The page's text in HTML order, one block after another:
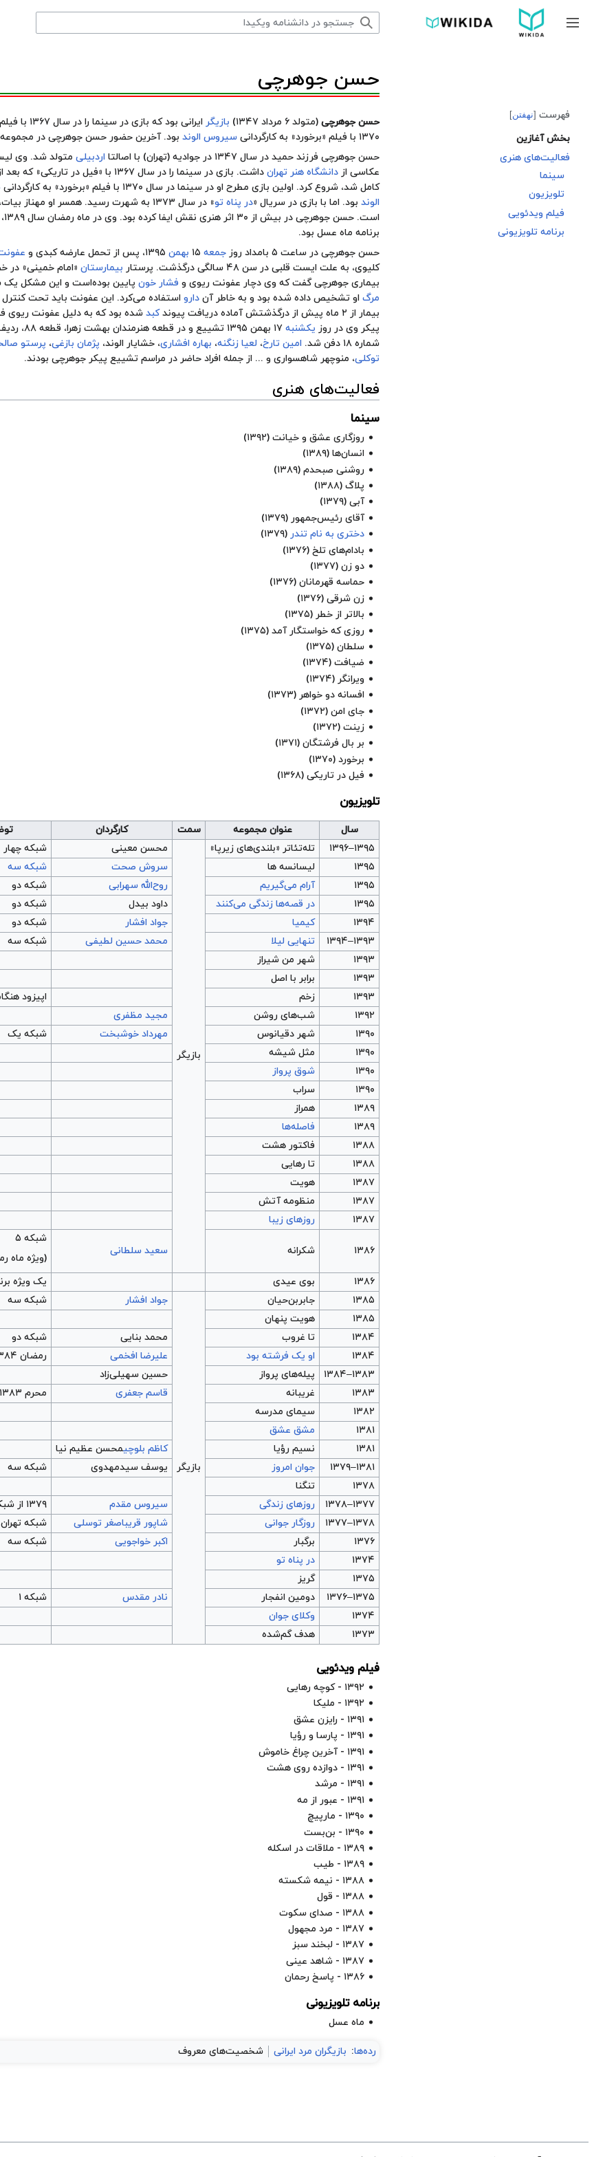
جمع و باز کردن نوار کناری
فهرست نهفتن
بخش آغازین
فعالیت‌های هنری
سینما
تلویزیون
فیلم ویدئویی
برنامه تلویزیونی
حسن جوهرچی
حسن جوهرچی (متولد ۶ مرداد ۱۳۴۷) بازیگر ایرانی بود که بازی در سینما را در سال ۱۳۶۷ با فیلم «
۱۳۷۰ با فیلم «
برخورد» به کارگردانی سیروس الوند بود. آخرین حضور حسن جوهرچی در
حسن جوهرچی فرزند حمید در سال ۱۳۴۷ در جوادیه (تهران) با اصالتا
اردبیلی متولد شد. وی
عکاسی از دانشگاه هنر تهران داشت. بازی در سینما را در سال ۱۳۶۷ با « فیل در تاریکی» که بعد
کامل شد، شروع کرد. اولین بازی مطرح او در سینما در سال ۱۳۷۰ با فیلم «
برخورد» به کارگردانی
الوند بود. اما با بازی در سریال «در پناه تو» در سال ۱۳۷۳ به شهرت رسید. همسر او مهناز بیات،
است.
برنامه ماه عسل بود.
حسن جوهرچی در ساعت ۵ بامداد روز
جمعه بهمن
کلیوی، به علت ایست قلبی در سن ۴۸ سالگی درگذشت. پرستار
بیمارستان «امام خمینی»
بیماری جوهرچی گفت که وی دچار عفونت ریوی و فشار خون پایین بوده‌است و این مشکل
مرگ او تشخیص داده شده بود و به خاطر آن دارو استفاده می‌کرد. این عفونت باید تحت
بیمار از ۲ ماه پیش از درگذشتش آماده دریافت پیوند
کبد شده بود که به دلیل عفونت
پیکر وی در روز یکشنبه
شماره ۱۸ دفن شد.
امین تارخ، لعیا زنگنه، بهاره افشاری، خشایار الوند، پژمان بازغی، پرستو
توکلی، منوچهر شاهسواری و ... از جمله افراد حاضر در مراسم تشییع پیکر جوهرچی بودند.
فعالیت‌های هنری
سینما
روزگاری عشق و خیانت (۱۳۹۲)
انسان‌ها (۱۳۸۹)
روشنی صبحدم (۱۳۸۹)
پلاگ (۱۳۸۸)
آبی (۱۳۷۹)
آقای رئیس‌جمهور (۱۳۷۹)
دختری به نام تندر (۱۳۷۹)
بادام‌های تلخ (۱۳۷۶)
دو زن (۱۳۷۷)
حماسه قهرمانان (۱۳۷۶)
زن شرقی (۱۳۷۶)
بالاتر از خطر (۱۳۷۵)
روزی که خواستگار آمد (۱۳۷۵)
سلطان (۱۳۷۵)
ضیافت (۱۳۷۴)
ویرانگر (۱۳۷۴)
افسانه دو خواهر (۱۳۷۳)
جای امن (۱۳۷۲)
زینت (۱۳۷۲)
بر بال فرشتگان (۱۳۷۱)
برخورد (۱۳۷۰)
فیل در تاریکی (۱۳۶۸)
تلویزیون
سال عنوان مجموعه سمت کارگردان
۱۳۹۵–۱۳۹۶
تله‌تئاتر «بلندی‌های زیرپا»
بازیگر
محسن معینی
شبکه چهار
۱۳۹۵
لیسانسه ها سروش صحت
شبکه سه
۱۳۹۵
آرام می‌گیریم روح‌الله سهرابی
شبکه دو
۱۳۹۵
در قصه‌ها زندگی می‌کنند داود بیدل
شبکه دو
۱۳۹۴
کیمیا جواد افشار
شبکه دو
۱۳۹۳–۱۳۹۴
تنهایی لیلا محمد حسین لطیفی
شبکه سه
۱۳۹۳
شهر من شیراز
۱۳۹۳
برابر با اصل
۱۳۹۳
زخم
اپیزود
۱۳۹۲
شب‌های روشن
مجید مظفری
۱۳۹۰
شهر دقیانوس مهرداد خوشبخت
شبکه یک
۱۳۹۰
مثل شیشه
۱۳۹۰
شوق پرواز
۱۳۹۰
سراب
۱۳۸۹
همراز
۱۳۸۹
فاصله‌ها
۱۳۸۸
فاکتور هشت
۱۳۸۸
تا رهایی
۱۳۸۷
هویت
۱۳۸۷
منظومه آتش
۱۳۸۷
روزهای زیبا
۱۳۸۶ شکرانه سعید سلطانی
شبکه ۵
(ویژه ماه
۱۳۸۶
بوی عیدی
یک ویژه
۱۳۸۵
جابربن‌حیان
بازیگر
جواد افشار
شبکه سه
۱۳۸۵
هویت پنهان
۱۳۸۴
تا غروب محمد بنایی
شبکه دو
۱۳۸۴
او یک فرشته بود علیرضا افخمی
رمضان ۱۳۸۴ شبکه دو
۱۳۸۳–۱۳۸۴
پیله‌های پرواز
حسین سهیلی‌زاد
۱۳۸۳
غریبانه قاسم جعفری
محرم ۱۳۸۳ شبکه تهران
۱۳۸۲
سیمای مدرسه
۱۳۸۱
مشق عشق
۱۳۸۱
نسیم رؤیا کاظم بلوچیمحسن عظیم نیا
۱۳۸۱–۱۳۷۹
جوان امروز یوسف سیدمهدوی
شبکه سه
۱۳۷۸
تنگنا
۱۳۷۷–۱۳۷۸
روزهای زندگی سیروس مقدم
۱۳۷۹ از شبکه ۳
۱۳۷۸–۱۳۷۷
روزگار جوانی شاپور قریباصغر توسلی
شبکه تهران
۱۳۷۶
برگبار اکبر خواجویی
شبکه سه
۱۳۷۴
در پناه تو
۱۳۷۵
گریز
۱۳۷۵–۱۳۷۶
دومین انفجار نادر مقدس
شبکه ۱
۱۳۷۴
وکلای جوان
۱۳۷۳
هدف گم‌شده
فیلم ویدئویی
۱۳۹۲ - کوچه رهایی
۱۳۹۲ - ملیکا
۱۳۹۱ - رایزن عشق
۱۳۹۱ - پارسا و رؤیا
۱۳۹۱ - آخرین چراغ خاموش
۱۳۹۱ - دوازده روی هشت
۱۳۹۱ - مرشد
۱۳۹۱ - عبور از مه
۱۳۹۰ - مارپیچ
۱۳۹۰ - بن‌بست
۱۳۸۹ - ملاقات در اسکله
۱۳۸۹ - طیب
۱۳۸۸ - نیمه شکسته
۱۳۸۸ - قول
۱۳۸۸ - صدای سکوت
۱۳۸۷ - مرد مجهول
۱۳۸۷ - لبخند سبز
۱۳۸۷ - شاهد عینی
۱۳۸۶ - پاسخ رحمان
برنامه تلویزیونی
ماه عسل
رده‌ها: بازیگران مرد ایرانی شخصیت‌های معروف